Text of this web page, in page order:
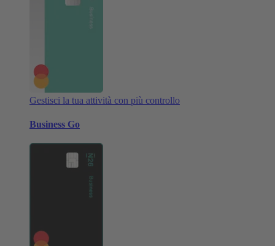
Gestisci la tua attività con più controllo
Business Go